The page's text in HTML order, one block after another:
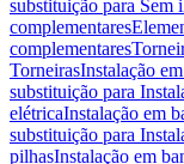
substituição para Sem
complementares
complementares
TorneirasInstalação
substituição para
elétricaInstalação em
substituição para
pilhasInstalação em